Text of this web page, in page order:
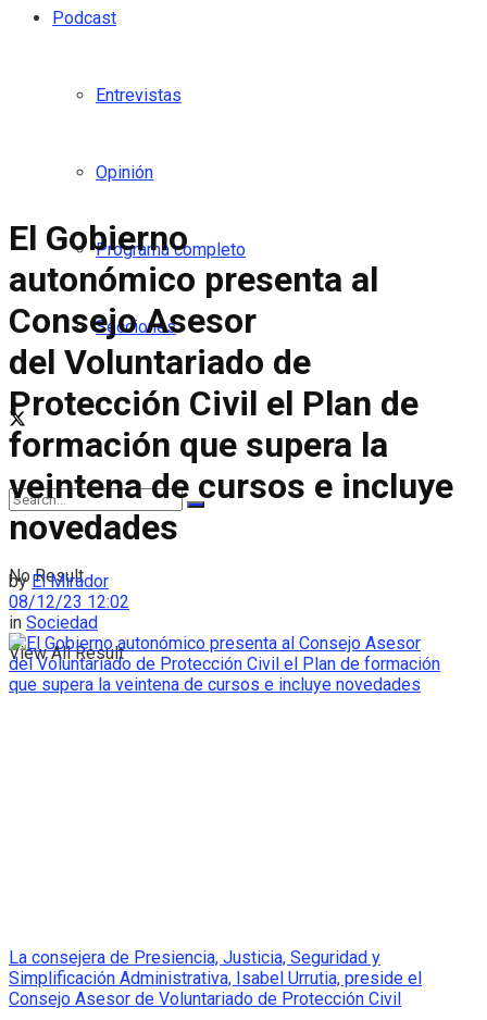
Podcast
Entrevistas
Opinión
Programa completo
Secciones
No Result
View All Result
El Gobierno
autonómico presenta al
Consejo Asesor
del Voluntariado de
Protección Civil el Plan de
formación que supera la
veintena de cursos e incluye
novedades
by El Mirador
08/12/23 12:02
in Sociedad
La consejera de Presiencia, Justicia, Seguridad y
Simplificación Administrativa, Isabel Urrutia, preside el
Consejo Asesor de Voluntariado de Protección Civil